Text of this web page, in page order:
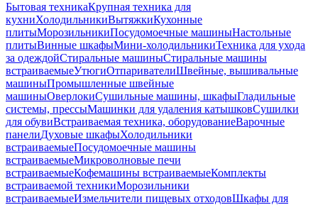
Бытовая техникаКрупная техника для
кухниХолодильникиВытяжкиКухонные
плитыМорозильникиПосудомоечные машиныНастольные
плитыВинные шкафыМини-холодильникиТехника для ухода
за одеждойСтиральные машиныСтиральные машины
встраиваемыеУтюгиОтпаривателиШвейные, вышивальные
машиныПромышленные швейные
машиныОверлокиСушильные машины, шкафыГладильные
системы, прессыМашинки для удаления катышковСушилки
для обувиВстраиваемая техника, оборудованиеВарочные
панелиДуховые шкафыХолодильники
встраиваемыеПосудомоечные машины
встраиваемыеМикроволновые печи
встраиваемыеКофемашины встраиваемыеКомплекты
встраиваемой техникиМорозильники
встраиваемыеИзмельчители пищевых отходовШкафы для